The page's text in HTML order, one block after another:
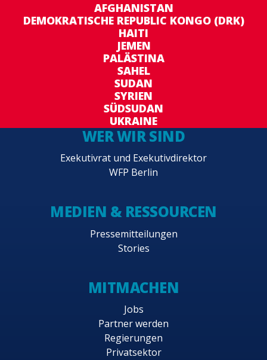
AFGHANISTAN
DEMOKRATISCHE REPUBLIC KONGO (DRK)
HAITI
JEMEN
PALÄSTINA
SAHEL
SUDAN
SYRIEN
SÜDSUDAN
UKRAINE
WER WIR SIND
Exekutivrat und Exekutivdirektor
WFP Berlin
MEDIEN & RESSOURCEN
Pressemitteilungen
Stories
MITMACHEN
Jobs
Partner werden
Regierungen
Privatsektor